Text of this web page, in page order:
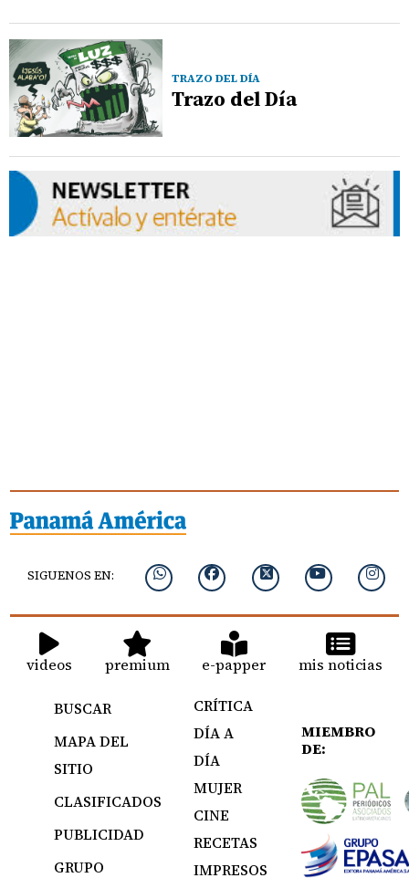
TRAZO DEL DÍA
Trazo del Día
SIGUENOS EN:
videos premium e-papper mis noticias
BUSCAR
MAPA DEL
SITIO
CLASIFICADOS
PUBLICIDAD
GRUPO
CRÍTICA
DÍA A
DÍA
MUJER
CINE
RECETAS
IMPRESOS
MIEMBRO
DE: